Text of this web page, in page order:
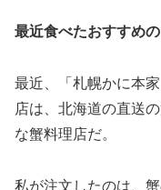
最近食べたおすすめ
最近、「札幌かに本
店は、北海道の直送
な蟹料理店だ。
私が注文したのは、